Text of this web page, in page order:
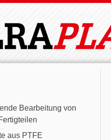
Bearbeitung von
aus PTFE